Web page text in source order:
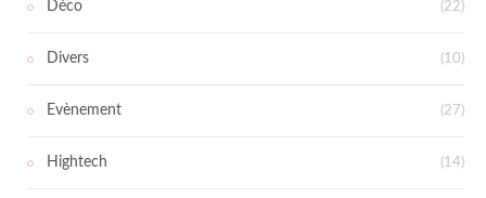
Déco (22)
Divers (10)
Evènement (27)
Hightech (14)